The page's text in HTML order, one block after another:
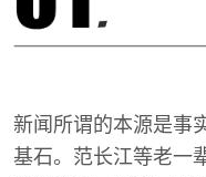
新闻所谓的本源是事
基石。范长江等老一